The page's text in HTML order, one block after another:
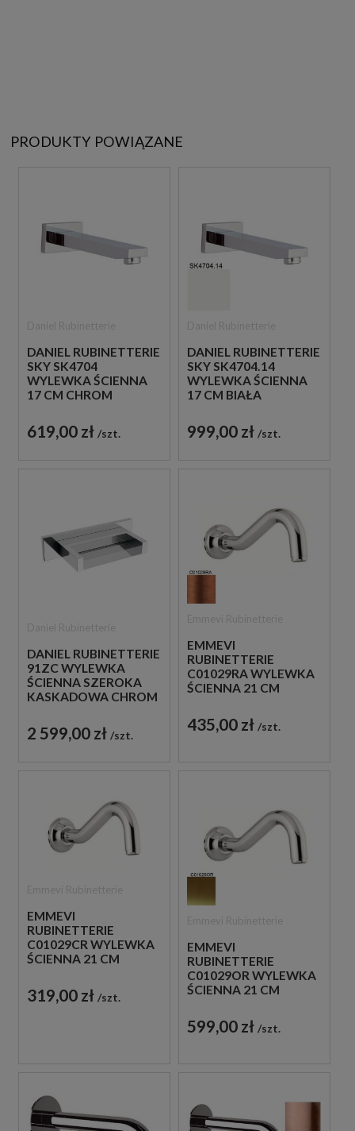
PRODUKTY POWIĄZANE
DANIEL RUBINETTERIE
SKY SK4704
WYLEWKA ŚCIENNA
17 CM CHROM
619,00 zł szt.
DANIEL RUBINETTERIE
SKY SK4704.14
WYLEWKA ŚCIENNA
17 CM BIAŁA
999,00 zł szt.
DANIEL RUBINETTERIE
91ZC WYLEWKA
ŚCIENNA SZEROKA
KASKADOWA CHROM
2 599,00 zł szt.
EMMEVI
RUBINETTERIE
C01029RA WYLEWKA
ŚCIENNA 21 CM
435,00 zł szt.
EMMEVI
RUBINETTERIE
C01029CR WYLEWKA
ŚCIENNA 21 CM
319,00 zł szt.
EMMEVI
RUBINETTERIE
C01029OR WYLEWKA
ŚCIENNA 21 CM
599,00 zł szt.